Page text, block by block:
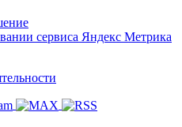
сервиса Яндекс Метрика